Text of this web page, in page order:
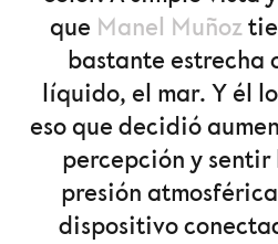
que Manel Muñoz
bastante estrecha
líquido, el mar. Y él
eso que decidió
percepción y sentir
presión
dispositivo